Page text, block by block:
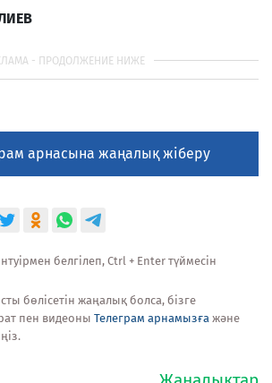
арнасына жаңалық жіберу
белгілеп, Ctrl + Enter түймесін
бөлісетін жаңалық болса, бізге
пен видеоны Телеграм арнамызға және